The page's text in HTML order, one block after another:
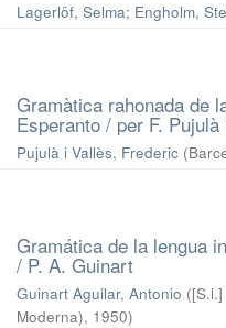
Lagerlöf, Selma; Engholm,
Gramàtica rahonada de
Esperanto / per F. Pujulà
Pujulà i Vallès, Frederic (
Gramática de la lengua
/ P. A. Guinart
Guinart Aguilar, Antonio (
Moderna), 1950)